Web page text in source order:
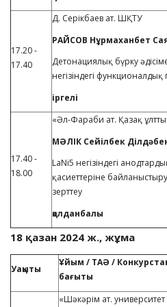
17.20 -
17.40
Д. Серікбаев ат. ШҚТУ
РАЙСОВ Нұрмаханбет
Детонациялық бүрку
негізіндегі
іргелі
17.40 -
18.00
«Әл-Фараби ат. Қазақ
МӘЛІК Сейілбек
LaNi5 негізіндегі
қасиеттеріне
зерттеу
қолданбалы
18 қазан 2024 ж., жұма
Уақыты
Ұйым / ТАӘ /
бағыты
«Шәкәрім ат.